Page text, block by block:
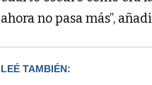
ahora no pasa más”,
LEÉ TAMBIÉN: